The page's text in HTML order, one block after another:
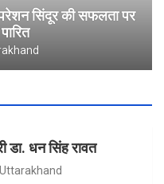
सिंदूर की सफलता पर
डा. धन सिंह रावत